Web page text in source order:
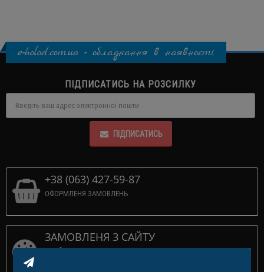
e-holod.com.ua - обладнання в наявності
ПІДПИСАТИСЬ НА РОЗСИЛКУ
ПІДПИСАТИСЬ
+38 (063) 427-59-87
ОФОРМЛЕНЯ ЗАМОВЛЕНЬ
ЗАМОВЛЕНЯ З САЙТУ
ПРИЙМАЕМО 24/7